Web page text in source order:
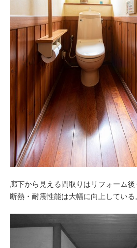
廊下から見える間取りはリフォーム後
断熱・耐震性能は大幅に向上している